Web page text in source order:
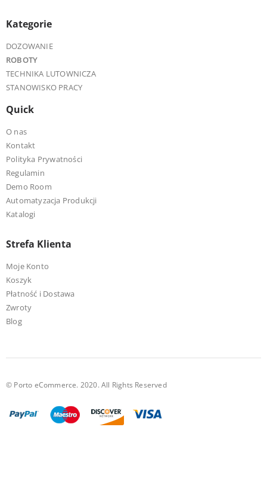
Kategorie
DOZOWANIE
ROBOTY
TECHNIKA LUTOWNICZA
STANOWISKO PRACY
Quick
O nas
Kontakt
Polityka Prywatności
Regulamin
Demo Room
Automatyzacja Produkcji
Katalogi
Strefa Klienta
Moje Konto
Koszyk
Płatność i Dostawa
Zwroty
Blog
© Porto eCommerce. 2020. All Rights Reserved